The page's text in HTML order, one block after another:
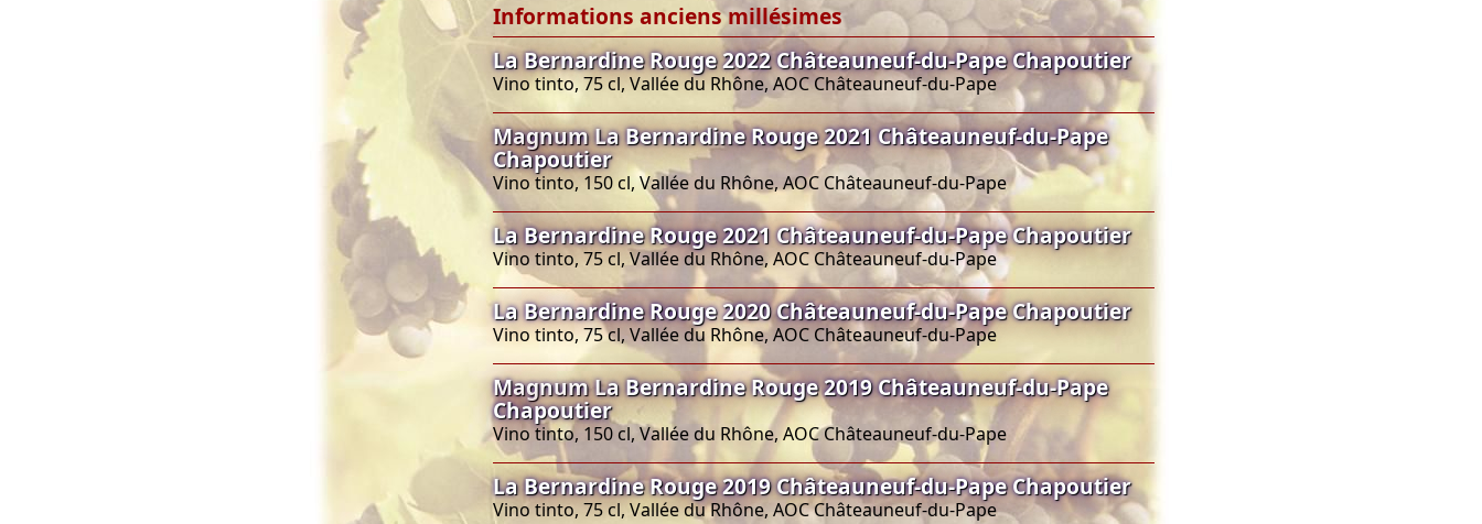
Informations anciens millésimes
La Bernardine Rouge 2022 Châteauneuf-du-Pape Chapoutier
Vino tinto, 75 cl, Vallée du Rhône, AOC Châteauneuf-du-Pape
Magnum La Bernardine Rouge 2021 Châteauneuf-du-Pape
Chapoutier
Vino tinto, 150 cl, Vallée du Rhône, AOC Châteauneuf-du-Pape
La Bernardine Rouge 2021 Châteauneuf-du-Pape Chapoutier
Vino tinto, 75 cl, Vallée du Rhône, AOC Châteauneuf-du-Pape
La Bernardine Rouge 2020 Châteauneuf-du-Pape Chapoutier
Vino tinto, 75 cl, Vallée du Rhône, AOC Châteauneuf-du-Pape
Magnum La Bernardine Rouge 2019 Châteauneuf-du-Pape
Chapoutier
Vino tinto, 150 cl, Vallée du Rhône, AOC Châteauneuf-du-Pape
La Bernardine Rouge 2019 Châteauneuf-du-Pape Chapoutier
Vino tinto, 75 cl, Vallée du Rhône, AOC Châteauneuf-du-Pape